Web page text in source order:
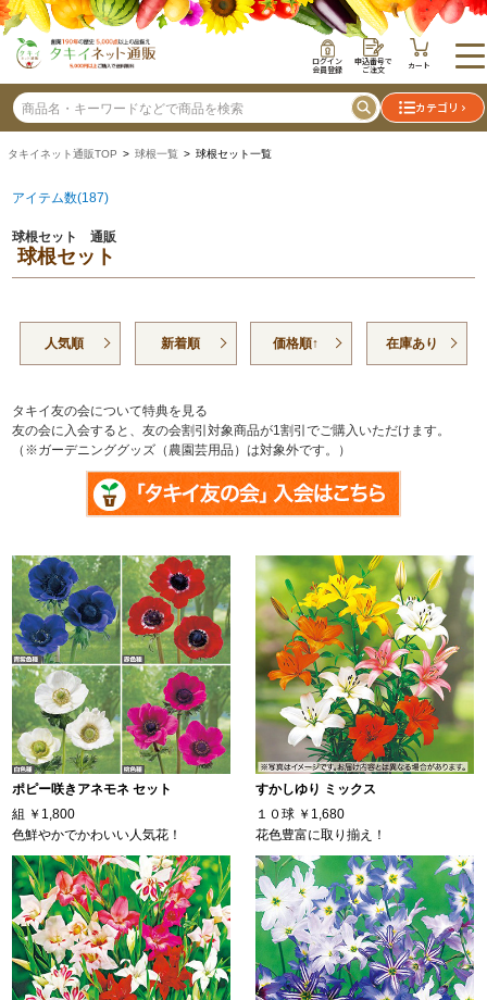
ログイン
会員登録
申込番号で
ご注文 カート
カテゴリ
タキイネット通販TOP > 球根一覧 > 球根セット一覧
アイテム数(187)
球根セット 通販
球根セット
人気順 新着順 価格順↑ 在庫あり
タキイ友の会について特典を見る
友の会に入会すると、友の会割引対象商品が1割引でご購入いただけます。
（※ガーデニンググッズ（農園芸用品）は対象外です。）
ポピー咲きアネモネ セット
組 ￥1,800
色鮮やかでかわいい人気花！
すかしゆり ミックス
１０球 ￥1,680
花色豊富に取り揃え！